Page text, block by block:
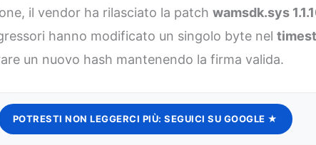
il vendor ha rilasciato la patchwamsdk.sys
hanno modificato un singolo byte nel
un nuovo hash mantenendo la firma valida.
POTRESTI NON LEGGERCI PIÙ: SEGUICI SU GOOGLE ★